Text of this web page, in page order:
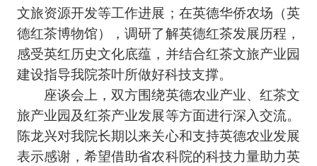
文旅资源开发等工作进展；在英德华侨农场（英
德红茶博物馆），调研了解英德红茶发展历程，
感受英红历史文化底蕴，并结合红茶文旅产业园
建设指导我院茶叶所做好科技支撑。
座谈会上，双方围绕英德农业产业、红茶文
旅产业园及红茶产业发展等方面进行深入交流。
陈龙兴对我院长期以来关心和支持英德农业发展
表示感谢，希望借助省农科院的科技力量助力英